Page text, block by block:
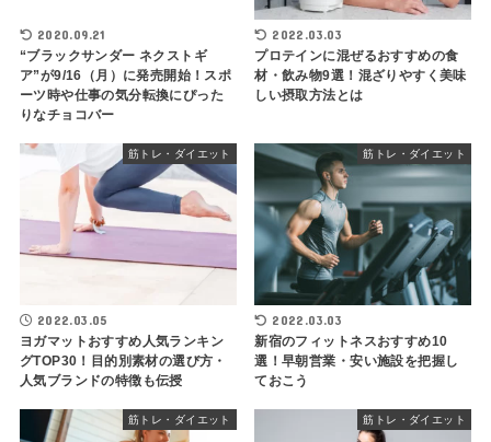
2020.09.21
“ブラックサンダー ネクストギ
ア”が9/16（月）に発売開始！スポ
ーツ時や仕事の気分転換にぴった
りなチョコバー
2022.03.03
プロテインに混ぜるおすすめの食
材・飲み物9選！混ざりやすく美味
しい摂取方法とは
筋トレ・ダイエット
2022.03.05
ヨガマットおすすめ人気ランキン
グTOP30！目的別素材の選び方・
人気ブランドの特徴も伝授
筋トレ・ダイエット
2022.03.03
新宿のフィットネスおすすめ10
選！早朝営業・安い施設を把握し
ておこう
筋トレ・ダイエット 筋トレ・ダイエット